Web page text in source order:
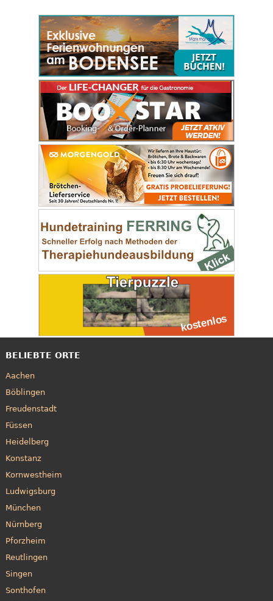
BELIEBTE ORTE
Aachen
Böblingen
Freudenstadt
Füssen
Heidelberg
Konstanz
Kornwestheim
Ludwigsburg
München
Nürnberg
Pforzheim
Reutlingen
Singen
Sonthofen